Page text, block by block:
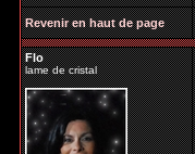
Revenir en haut de page
Flo
lame de cristal